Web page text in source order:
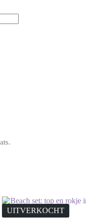
UITVERKOCHT